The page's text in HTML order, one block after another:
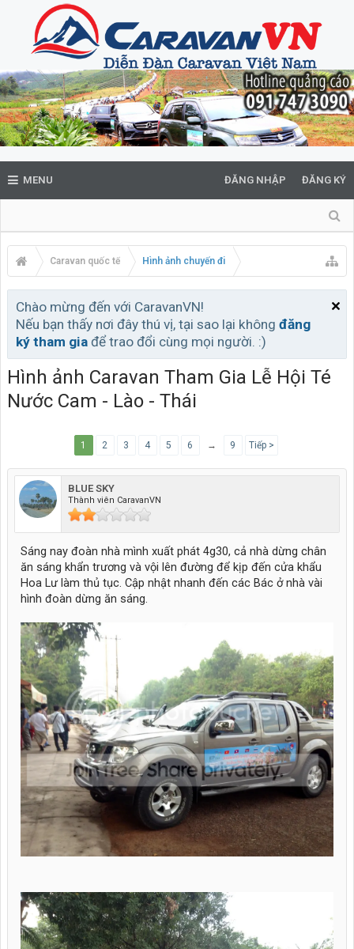
MENU ĐĂNG NHẬP ĐĂNG KÝ
Caravan quốc tế Hình ảnh chuyến đi
Chào mừng đến với CaravanVN!
Nếu bạn thấy nơi đây thú vị, tại sao lại không đăng
ký tham gia để trao đổi cùng mọi người. :)
Hình ảnh Caravan Tham Gia Lễ Hội Té
Nước Cam - Lào - Thái
1 2 3 4 5 6 → 9 Tiếp >
BLUE SKY
Thành viên CaravanVN
Sáng nay đoàn nhà mình xuất phát 4g30, cả nhà dừng chân
ăn sáng khẩn trương và vội lên đường để kịp đến cửa khẩu
Hoa Lư làm thủ tục. Cập nhật nhanh đến các Bác ở nhà vài
hình đoàn dừng ăn sáng.